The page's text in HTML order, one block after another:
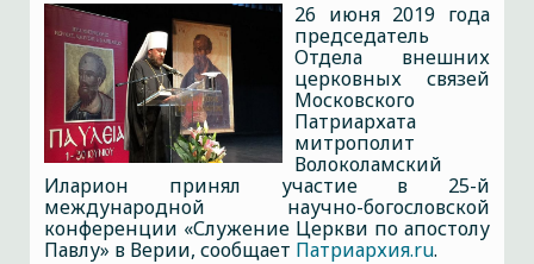
26 июня 2019 года
председатель
Отдела внешних
церковных связей
Московского
Патриархата
митрополит
Волоколамский
Иларион принял участие в 25-й
международной научно-богословской
конференции «Служение Церкви по апостолу
Павлу» в Верии, сообщает Патриархия.ru.